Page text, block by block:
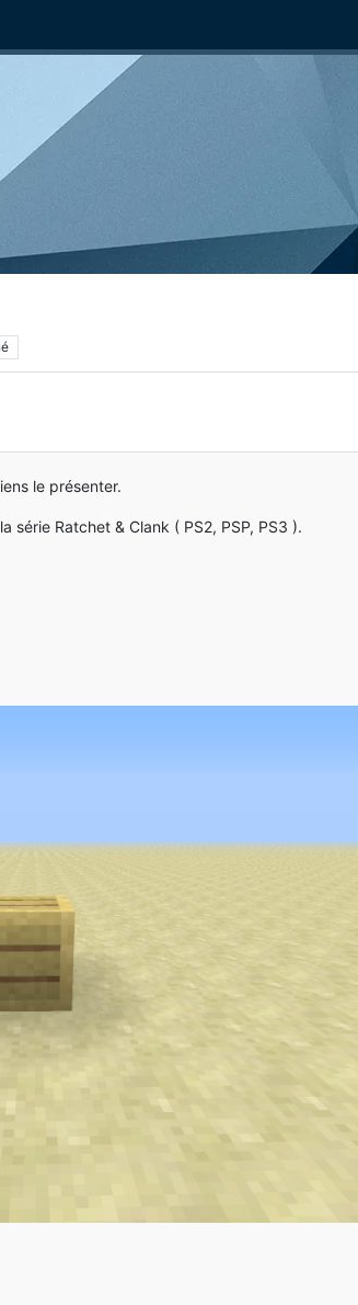
le présenter.
série Ratchet & Clank ( PS2, PSP, PS3 ).